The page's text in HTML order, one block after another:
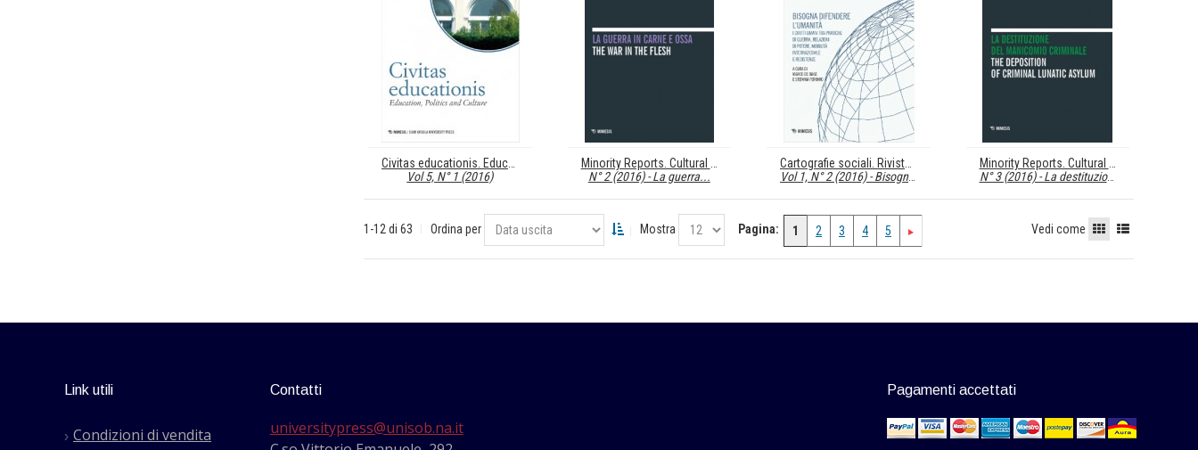
Vol 5, N° 1 (2016)
N° 2 (2016) - La guerra...
Vol 1, N° 2 (2016) -Bisogna difendere l’umanità. I...
N° 3 (2016) - La destituzione del manicomio criminale / The Deposition of Criminal Lunatic...
1-12 di 63 Ordina per Mostra Vedi come
Pagina: 1 2 3 4 5
Link utili
Condizioni di vendita
Contatti
universitypress@unisob.na.it
Pagamenti accettati